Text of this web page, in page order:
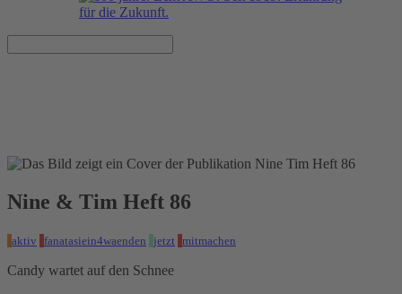
Nine & Tim Heft 86
aktiv fanatasiein4waenden jetzt mitmachen
Candy wartet auf den Schnee